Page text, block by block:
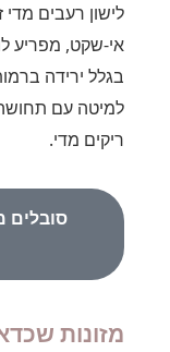
לישון רעבים
אי-שקט, מפריע
בגלל ירידה
למיטה עם
ריקים מדי.
סובלים
מזונות